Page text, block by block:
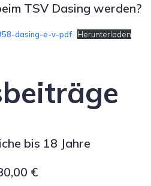
TSV Dasing werden?
dasing-e-v-pdf Herunterladen
bis 18 Jahre
€